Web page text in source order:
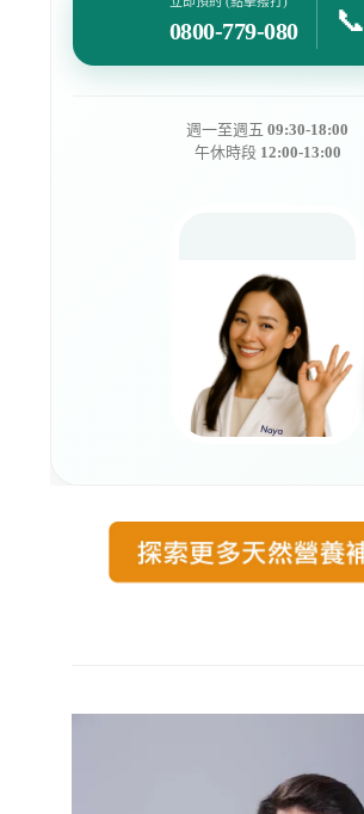
0800-779-080 📞
週一至週五 09:30-18:00
午休時段 12:00-13:00